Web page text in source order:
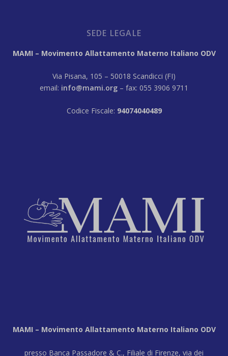
SEDE LEGALE
MAMI – Movimento Allattamento Materno Italiano ODV
Via Pisana, 105 – 50018 Scandicci (FI)
email: info@mami.org – fax: 055 3906 9711
Codice Fiscale: 94074040489
MAMI – Movimento Allattamento Materno Italiano ODV
presso Banca Passadore & C., Filiale di Firenze, via dei